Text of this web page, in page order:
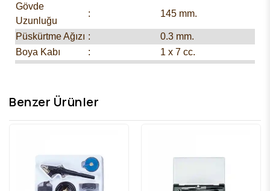
Gövde
Uzunluğu
: 145 mm.
Püskürtme Ağızı :
0.3 mm.
Boya Kabı
:
1 x 7 cc.
Adaptörü
: 1 ad.
Benzer Ürünler